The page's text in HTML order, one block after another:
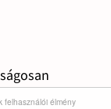
felhasználói élmény